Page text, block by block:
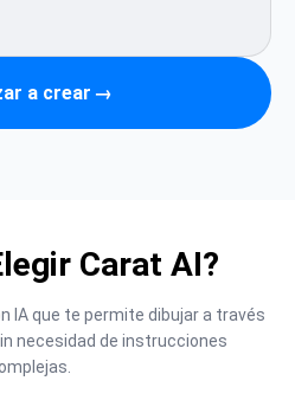
a crear →
Carat AI?
IA que te permite dibujar a través
necesidad de instrucciones